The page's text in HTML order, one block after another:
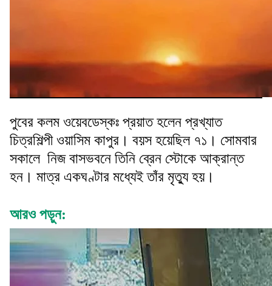
পুবের কলম ওয়েবডেস্কঃ প্রয়াত হলেন প্রখ্যাত
চিত্রশিল্পী ওয়াসিম কাপুর। বয়স হয়েছিল ৭১। সোমবার
সকালে নিজ বাসভবনে তিনি ব্রেন স্টোকে আক্রান্ত
হন। মাত্র একঘণ্টার মধ্যেই তাঁর মৃত্যু হয়।
আরও পড়ুন: